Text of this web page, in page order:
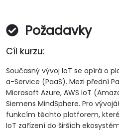
Požadavky
Cíl kurzu:
Současný vývoj IoT se opírá o
a-Service (PaaS). Mezi přední
Microsoft Azure, AWS IoT
Siemens MindSphere. Pro
funkcím těchto platforem,
IoT zařízení do širších